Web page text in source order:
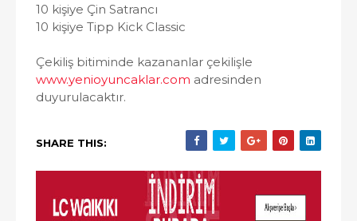
10 kişiye Çin Satrancı
10 kişiye Tipp Kick Classic
Çekiliş bitiminde kazananlar çekilişle
www.yenioyuncaklar.com adresinden
duyurulacaktır.
SHARE THIS: